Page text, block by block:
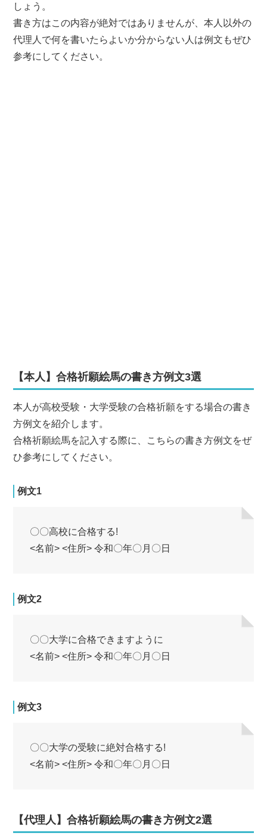
しょう。
書き方はこの内容が絶対ではありませんが、本人以外の
代理人で何を書いたらよいか分からない人は例文もぜひ
参考にしてください。
【本人】合格祈願絵馬の書き方例文3選
本人が高校受験・大学受験の合格祈願をする場合の書き
方例文を紹介します。
合格祈願絵馬を記入する際に、こちらの書き方例文をぜ
ひ参考にしてください。
例文1
〇〇高校に合格する!
<名前> <住所> 令和〇年〇月〇日
例文2
〇〇大学に合格できますように
<名前> <住所> 令和〇年〇月〇日
例文3
〇〇大学の受験に絶対合格する!
<名前> <住所> 令和〇年〇月〇日
【代理人】合格祈願絵馬の書き方例文2選